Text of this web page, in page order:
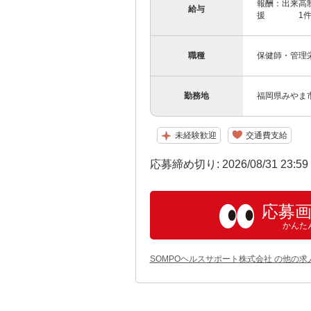
給与
報酬：出来高
援 1件：
職種 保健師・管理
勤務地 福岡県みやま
未経験歓迎 交通費支給
応募締め切り: 2026/08/31 23:59
応募
かんた
SOMPOヘルスサポート株式会社 の他の求